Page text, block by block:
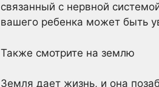
связанный с нервной
вашего ребенка может быть
Также смотрите на землю
Земля дает жизнь, и она